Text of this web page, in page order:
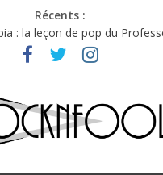
Récents :
: la leçon de pop du
nouveau festival de musique
: température et émotions en
de choisir entre
Festival : entre bière,